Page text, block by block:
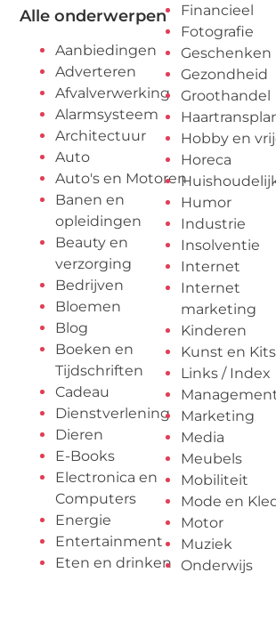
Alle onderwerpen
Aanbiedingen
Adverteren
Afvalverwerking
Alarmsysteem
Architectuur
Auto
Auto's en Motoren
Banen en
opleidingen
Beauty en
verzorging
Bedrijven
Bloemen
Blog
Boeken en
Tijdschriften
Cadeau
Dienstverlening
Dieren
E-Books
Electronica en
Computers
Energie
Entertainment
Eten en drinken
Financieel
Fotografie
Geschenken
Gezondheid
Groothandel
Hobby en
Horeca
Humor
Industrie
Insolventie
Internet
Internet
marketing
Kinderen
Kunst en
Links / Index
Marketing
Media
Meubels
Mobiliteit
Mode en
Motor
Muziek
Onderwijs